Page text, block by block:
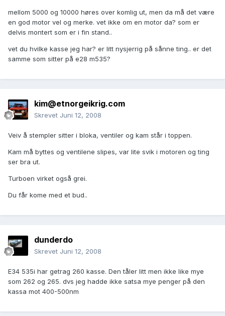
mellom 5000 og 10000 høres over komlig ut, men da må det være
en god motor vel og merke. vet ikke om en motor da? som er
delvis montert som er i fin stand..
vet du hvilke kasse jeg har? er litt nysjerrig på sånne ting.. er det
samme som sitter på e28 m535?
kim@etnorgeikrig.com
Skrevet Juni 12, 2008
Veiv å stempler sitter i bloka, ventiler og kam står i toppen.
Kam må byttes og ventilene slipes, var lite svik i motoren og ting
ser bra ut.
Turboen virket også grei.
Du får kome med et bud..
dunderdo
Skrevet Juni 12, 2008
E34 535i har getrag 260 kasse. Den tåler litt men ikke like mye
som 262 og 265. dvs jeg hadde ikke satsa mye penger på den
kassa mot 400-500nm